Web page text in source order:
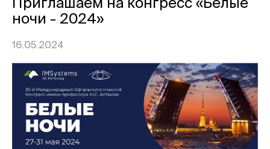
ночи - 2024»
16.05.2024